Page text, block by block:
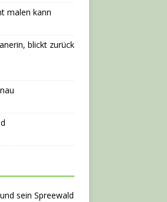
malen kann
blickt zurück
sein Spreewald